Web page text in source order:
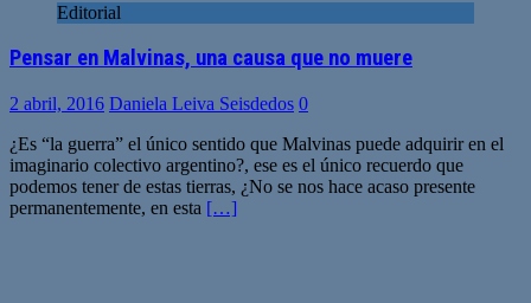
Editorial
Pensar en Malvinas, una causa que no muere
2 abril, 2016 Daniela Leiva Seisdedos 0
¿Es “la guerra” el único sentido que Malvinas puede adquirir en el
imaginario colectivo argentino?, ese es el único recuerdo que
podemos tener de estas tierras, ¿No se nos hace acaso presente
permanentemente, en esta […]